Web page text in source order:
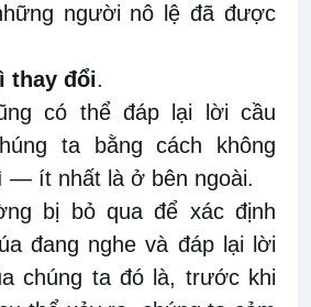
người nô lệ đã được
thay đổi.
có thể đáp lại lời cầu
ta bằng cách không
— ít nhất là ở bên ngoài.
bị bỏ qua để xác định
đang nghe và đáp lại lời
chúng tađólà, trước khi